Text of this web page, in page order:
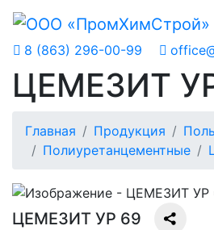
8 (863) 296-00-99
ЦЕМЕЗИТ
Главная Продукция
Полиуретанцементные
ЦЕМЕЗИТ УР 69